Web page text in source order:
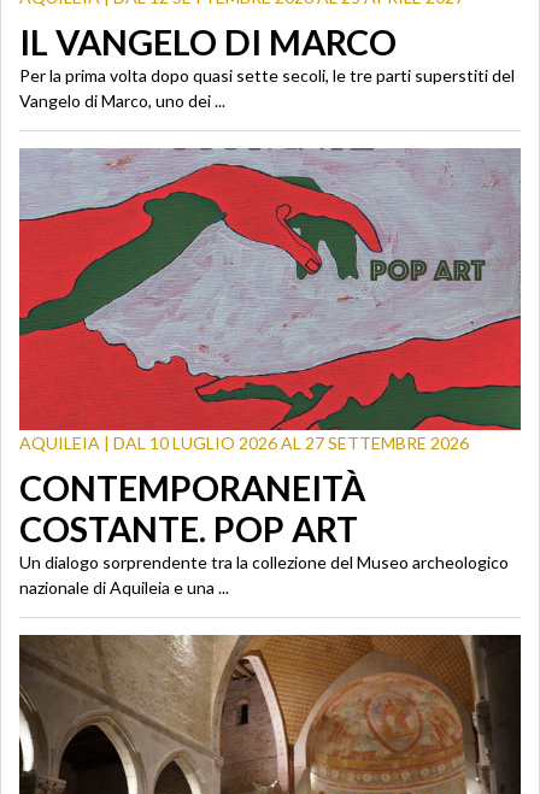
IL VANGELO DI MARCO
Per la prima volta dopo quasi sette secoli, le tre parti superstiti del
Vangelo di Marco, uno dei ...
AQUILEIA | DAL 10 LUGLIO 2026 AL 27 SETTEMBRE 2026
CONTEMPORANEITÀ
COSTANTE. POP ART
Un dialogo sorprendente tra la collezione del Museo archeologico
nazionale di Aquileia e una ...